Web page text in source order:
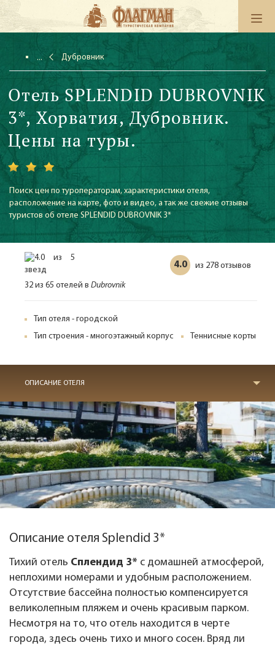
Дубровник
Отель SPLENDID DUBROVNIK
3*, Хорватия, Дубровник.
Цены на туры.
Поиск цен по туроператорам, характеристики отеля,
расположение на карте, фото и видео, а так же свежие отзывы
туристов об отеле SPLENDID DUBROVNIK 3*
4.0 из 278 отзывов
32 из 65 отелей в Dubrovnik
Тип отеля - городской
Тип строения - многоэтажный корпус
Теннисные корты
ОПИСАНИЕ ОТЕЛЯ
Описание отеля Splendid 3*
Тихий отель Сплендид 3* с домашней атмосферой,
неплохими номерами и удобным расположением.
Отсутствие бассейна полностью компенсируется
великолепным пляжем и очень красивым парком.
Несмотря на то, что отель находится в черте
города, здесь очень тихо и много сосен. Вряд ли